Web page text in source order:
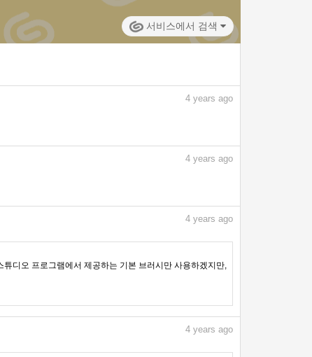
서비스에서 검색
4 years ago
4 years ago
4 years ago
디오 프로그램에서 제공하는 기본 브러시만 사용하겠지만,
4 years ago